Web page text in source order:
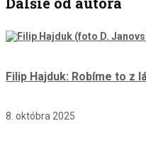
Filip Hajduk: Robíme to z
8. októbra 2025